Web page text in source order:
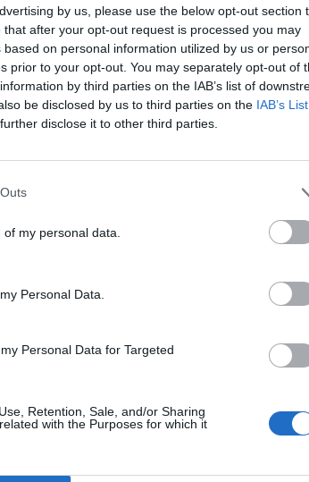
by us, please use the below opt-out section
after your opt-out request is processed you may
on personal information utilized by us or
prior to your opt-out. You may separately opt-out of
by third parties on the IAB’s list of
be disclosed by us to third parties on the IAB’s
disclose it to other third parties.
my personal data.
Personal Data.
Personal Data for Targeted
Retention, Sale, and/or Sharing
with the Purposes for which it
mamá sangre ...